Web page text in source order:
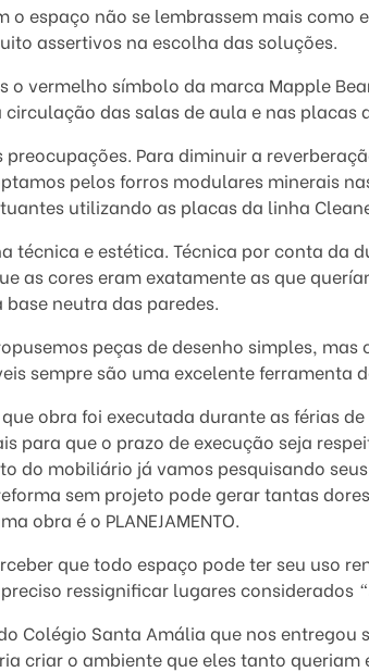
espaço não se lembrassem mais como
assertivos na escolha das soluções.
vermelho símbolo da marca Mapple
das salas de aula e nas placas
Para diminuir a
pelos forros modulares minerais
utilizando as placas da linha
técnica e estética. Técnica por conta da
as cores eram exatamente as que
base neutra das paredes.
peças de desenho simples, mas
sempre são uma excelente ferramenta
obra foi executada durante as férias
para que o prazo de execução seja
mobiliário já vamos pesquisando
sem projeto pode gerar tantas
obra é o PLANEJAMENTO.
que todo espaço pode ter seu uso
ressignificar lugares considerados
Colégio Santa Amália que nos entregou
criar o ambiente que eles tanto queriam